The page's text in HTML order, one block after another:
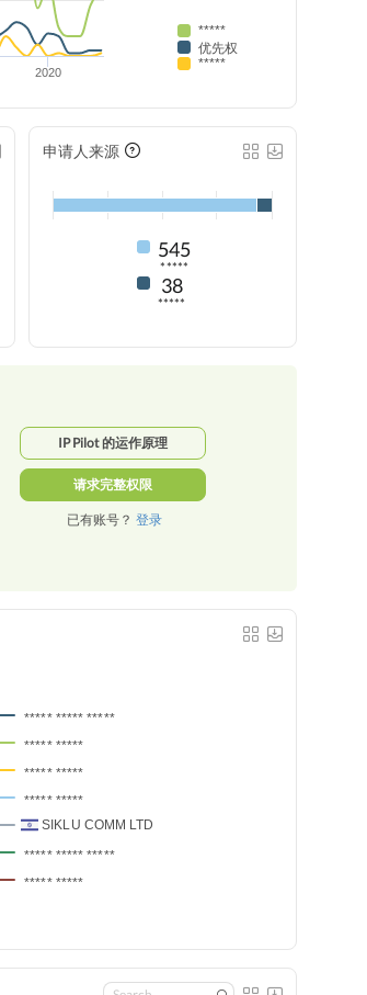
2020
*****
优先权
*****
申请人来源
545
*****
38
*****
IP Pilot 的运作原理
请求完整权限
已有账号？ 登录
***** ***** *****
***** *****
***** *****
***** *****
SIKLU COMM LTD
***** ***** *****
***** *****